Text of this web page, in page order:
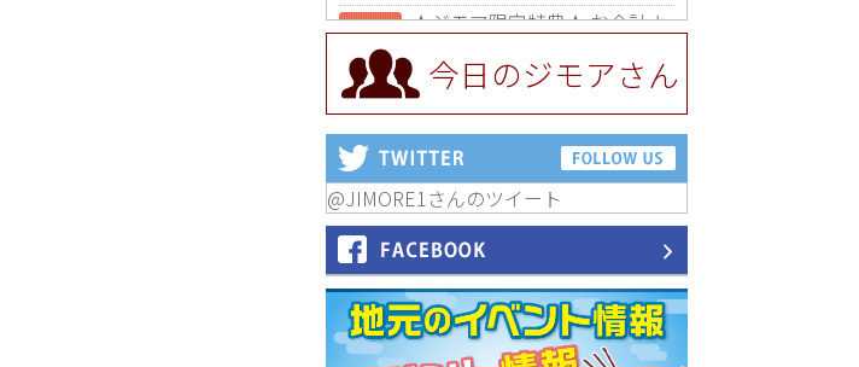
★ジモア限定特典★ お会計よ
り全品5％OFF（ナチュラル＆
ハンドメイドショップ［マキ
マキ］）
[有効期限]2026年9月30日まで
【ジモア限定①】初回割引 特
価 VIO脱毛11,000円⇒8,800円
（メンズ専門ワックス脱毛サ
ロン Mickle（ミックル））
【ジモア読者特典2】コース 3,
500円→3,000円（料理5品+2
時間飲み放題）（創作イタリ
アン Pia Cuore（ピアクオー
レ））
[有効期限]2026年9月30日
今日のジモアさん
@JIMORE1さんのツイート